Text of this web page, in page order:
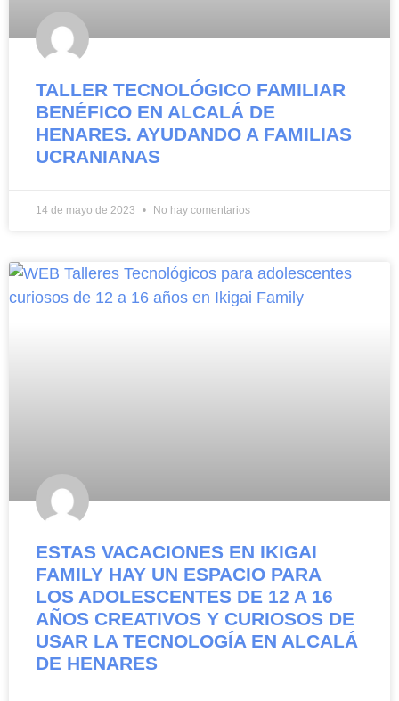
TALLER TECNOLÓGICO FAMILIAR
BENÉFICO EN ALCALÁ DE
HENARES. AYUDANDO A FAMILIAS
UCRANIANAS
14 de mayo de 2023 No hay comentarios
ESTAS VACACIONES EN IKIGAI
FAMILY HAY UN ESPACIO PARA
LOS ADOLESCENTES DE 12 A 16
AÑOS CREATIVOS Y CURIOSOS DE
USAR LA TECNOLOGÍA EN ALCALÁ
DE HENARES